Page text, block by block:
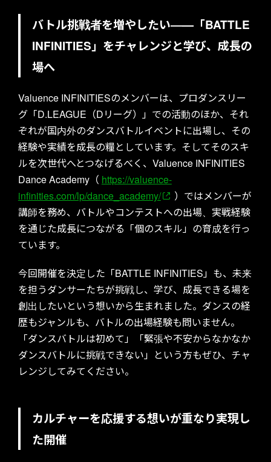
バトル挑戦者を増やしたい―—「BATTLE
INFINITIES」をチャレンジと学び、成長の
場へ
Valuence INFINITIESのメンバーは、プロダンスリー
グ「D.LEAGUE（Dリーグ）」での活動のほか、それ
ぞれが国内外のダンスバトルイベントに出場し、その
経験や実績を成長の糧としています。そしてそのスキ
ルを次世代へとつなげるべく、Valuence INFINITIES
Dance Academy（ https://valuence-
infinities.com/lp/dance_academy/
）ではメンバーが
講師を務め、バトルやコンテストへの出場、実戦経験
を通じた成長につながる「個のスキル」の育成を行っ
ています。
今回開催を決定した「BATTLE INFINITIES」も、未来
を担うダンサーたちが挑戦し、学び、成長できる場を
創出したいという想いから生まれました。ダンスの経
歴もジャンルも、バトルの出場経験も問いません。
「ダンスバトルは初めて」「緊張や不安からなかなか
ダンスバトルに挑戦できない」という方もぜひ、チャ
レンジしてみてください。
カルチャーを応援する想いが重なり実現し
た開催